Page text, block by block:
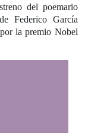
del poemario
Federico García
la premio Nobel